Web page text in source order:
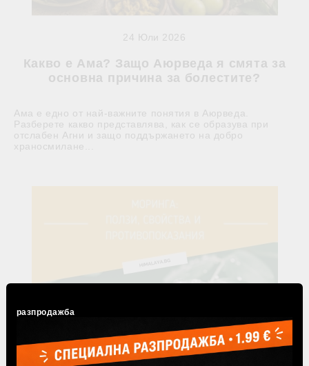
Какво е Ама? Защо Аюрведа я смята за
основна причина за болестите?
24 Юли 2026
Ама е едно от най-важните понятия в Аюрведа.
Разберете какво представлява, как се образува при
отслабен Агни и защо поддържането на добро
храносмилане...
разпродажба